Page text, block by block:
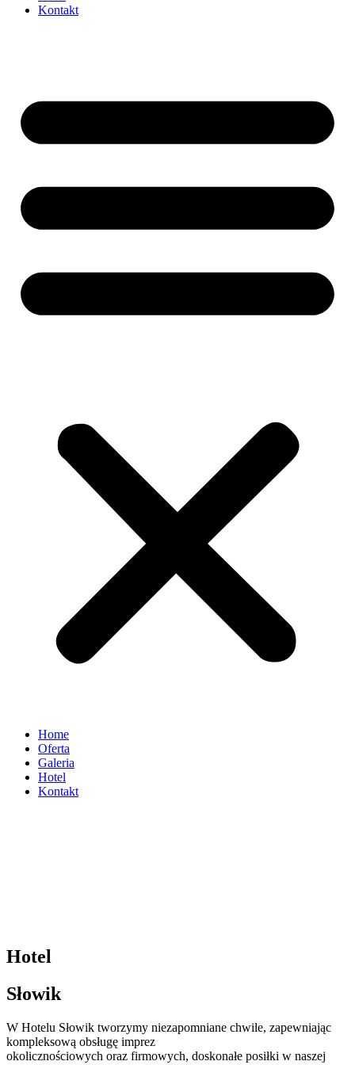
Kontakt
Home
Oferta
Galeria
Hotel
Kontakt
Hotel
Słowik
W Hotelu Słowik tworzymy niezapomniane chwile, zapewniając
kompleksową obsługę imprez
okolicznościowych oraz firmowych, doskonałe posiłki w naszej